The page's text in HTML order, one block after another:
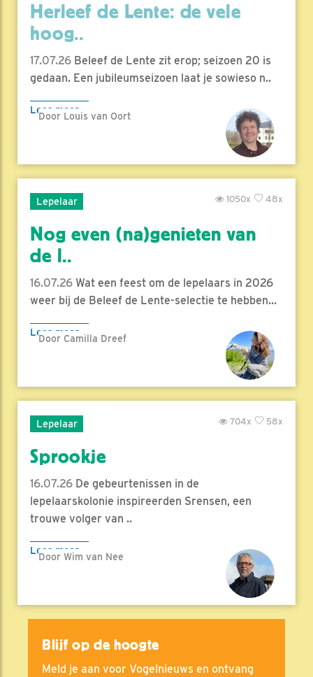
Herleef de Lente: de vele
hoog..
17.07.26 Beleef de Lente zit erop; seizoen 20 is
gedaan. Een jubileumseizoen laat je sowieso n..
Lees meer
Door Louis van Oort
Lepelaar 48x
1050x
Nog even (na)genieten van
de l..
16.07.26 Wat een feest om de lepelaars in 2026
weer bij de Beleef de Lente-selectie te hebben...
Lees meer
Door Camilla Dreef
Lepelaar 58x
704x
Sprookje
16.07.26 De gebeurtenissen in de
lepelaarskolonie inspireerden Srensen, een
trouwe volger van ..
Lees meer
Door Wim van Nee
Blijf op de hoogte
Meld je aan voor Vogelnieuws en ontvang